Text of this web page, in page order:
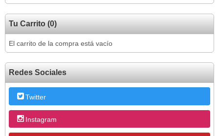
Tu Carrito (0)
El carrito de la compra está vacío
Redes Sociales
Twitter
Instagram